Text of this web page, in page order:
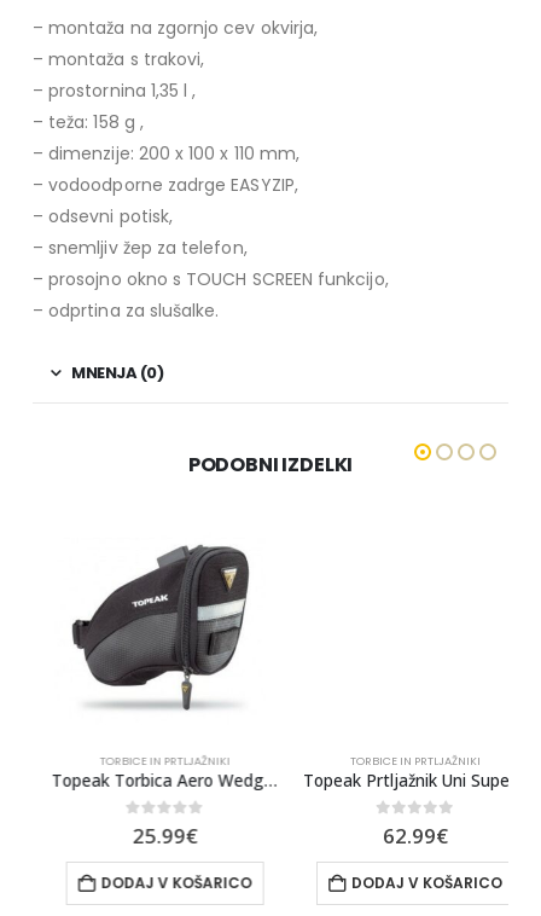
– montaža na zgornjo cev okvirja,
– montaža s trakovi,
– prostornina 1,35 l ,
– teža: 158 g ,
– dimenzije: 200 x 100 x 110 mm,
– vodoodporne zadrge EASYZIP,
– odsevni potisk,
– snemljiv žep za telefon,
– prosojno okno s TOUCH SCREEN funkcijo,
– odprtina za slušalke.
MNENJA (0)
PODOBNI IZDELKI
TORBICE IN PRTLJAŽNIKI
Topeak Torbica Aero Wedge Pack
out of 5
25.99€
DODAJ V KOŠARICO
TORBICE IN PRTLJAŽNIKI
Topeak Prtljažnik Uni SuperTourist Disc
out of 5
62.99€
DODAJ V KOŠARICO